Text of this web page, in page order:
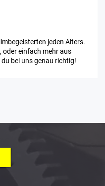
jeden Alters.
einfach mehr aus
bei uns genau richtig!